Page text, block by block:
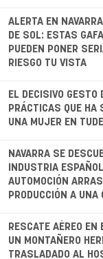
ALERTA EN
DE SOL: ESTAS
PUEDEN PONER
RIESGO TU VISTA
EL DECISIVO GESTO
PRÁCTICAS QUE HA
UNA MUJER EN
NAVARRA SE
INDUSTRIA
AUTOMOCIÓN
PRODUCCIÓN A
RESCATE AÉREO
UN MONTAÑERO
TRASLADADO AL